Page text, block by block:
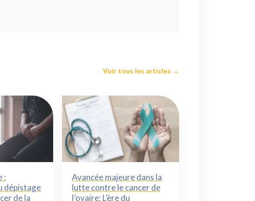
Voir tous les articles →
:
dépistage
de la
Avancée majeure dans la
lutte contre le cancer de
l’ovaire: L’ère du